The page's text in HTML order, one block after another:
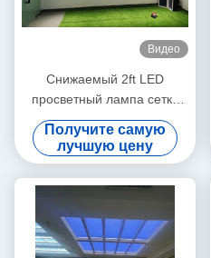
Видео
Снижаемый 2ft LED
просветный лампа сетка
5.0 DALI и 0-10V 150W
5000lm+ Широкий диапазон
CCT режимы сцены
Получите самую
лучшую цену